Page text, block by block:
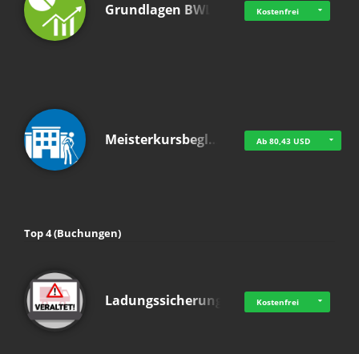
Grundlagen BWL Kostenfrei
Meisterkursbegl… Ab 80,43 USD
Top 4 (Buchungen)
Ladungssicherung Kostenfrei